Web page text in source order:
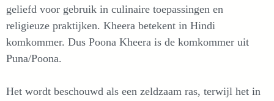
geliefd voor gebruik in culinaire toepassingen en
religieuze praktijken. Kheera betekent in Hindi
komkommer. Dus Poona Kheera is de komkommer uit
Puna/Poona.
Het wordt beschouwd als een zeldzaam ras, terwijl het in